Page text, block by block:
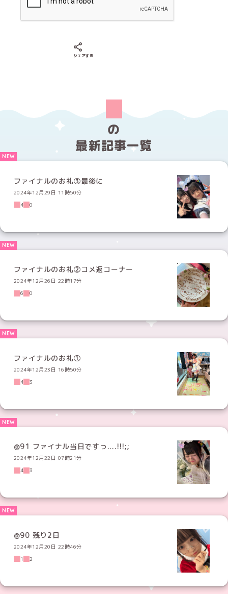
シェアする
の
最新記事一覧
ファイナルのお礼③最後に
2024年12月29日 11時50分
4
0
ファイナルのお礼②コメ返コーナー
2024年12月26日 22時17分
6
0
ファイナルのお礼①
2024年12月23日 16時50分
4
3
@91 ファイナル当日ですっ....!!!;;
2024年12月22日 07時21分
4
3
@90 残り2日
2024年12月20日 22時46分
1
2